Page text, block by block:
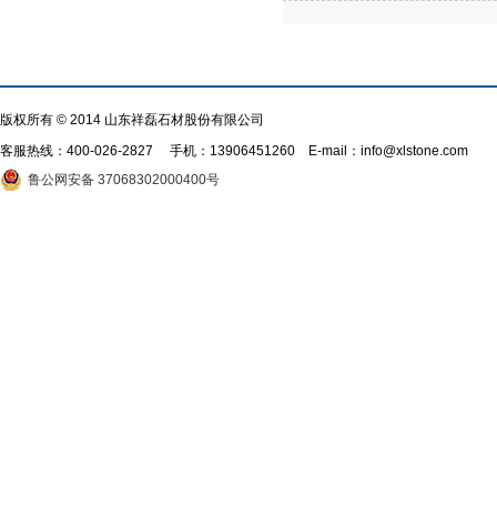
版权所有 © 2014 山东祥磊石材股份有限公司
客服热线： 400-026-2827 手机：13906451260 E-mail：info@xlstone.com
鲁公网安备 37068302000400号